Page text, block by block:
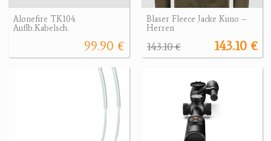
Alonefire TK104
Auflb.Kabelsch.
99.90 €
Blaser Fleece Jacke Kuno –
Herren
143.10 €
143.10 €